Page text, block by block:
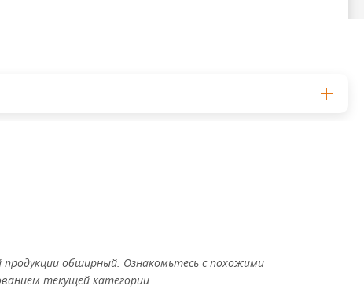
обширный. Ознакомьтесь с похожими
текущей категории